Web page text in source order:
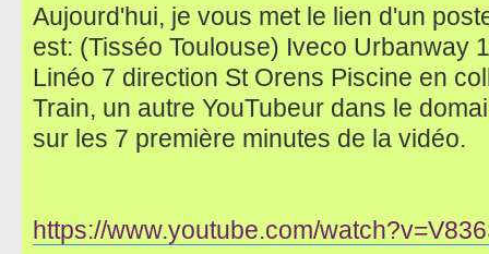
Aujourd'hui, je vous met le lien d'un
est: (Tisséo Toulouse) Iveco Urbanway
Linéo 7 direction St Orens Piscine en
Train, un autre YouTubeur dans le
sur les 7 première minutes de la vidéo.
https://www.youtube.com/